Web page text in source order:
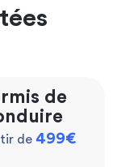
de
de 499€